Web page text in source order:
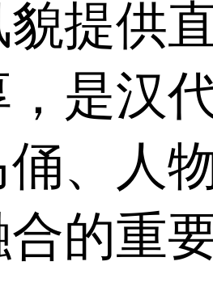
提供
是汉
、人
合的重